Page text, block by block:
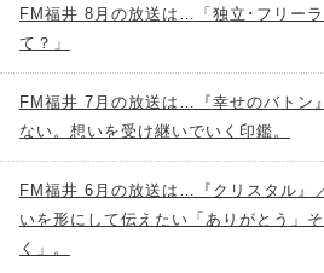
FM福井 8月の放送は…「独立･フリー
て？」
FM福井 7月の放送は…『幸せのバトン
ない。想いを受け継いでいく印鑑。
FM福井 6月の放送は…『クリスタル』
いを形にして伝えたい「ありがとう」
く」。